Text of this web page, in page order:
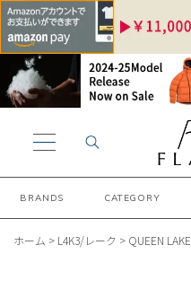
BRANDS CATEGORY
ホーム > L4K3/レーク > QUEEN LAKE